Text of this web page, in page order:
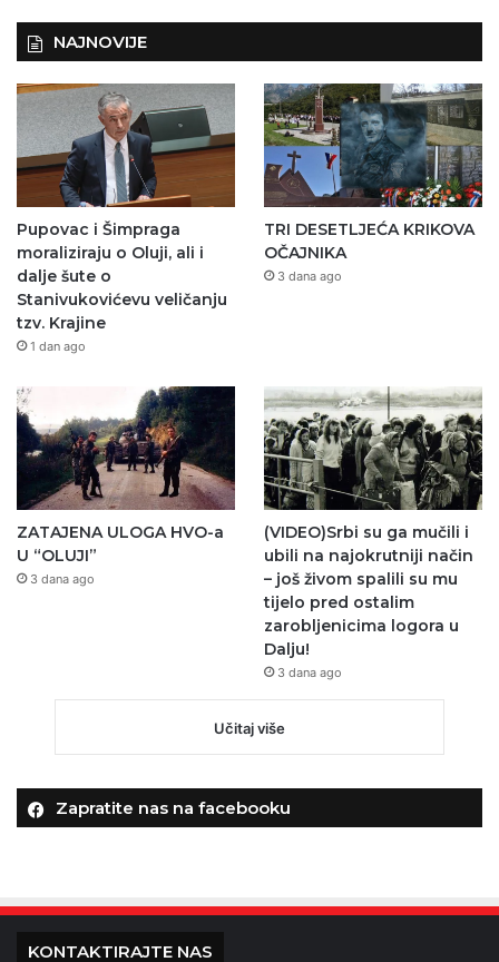
NAJNOVIJE
Pupovac i Šimpraga
moraliziraju o Oluji, ali i
dalje šute o
Stanivukovićevu veličanju
tzv. Krajine
1 dan ago
TRI DESETLJEĆA KRIKOVA
OČAJNIKA
3 dana ago
ZATAJENA ULOGA HVO-a
U “OLUJI”
3 dana ago
(VIDEO)Srbi su ga mučili i
ubili na najokrutniji način
– još živom spalili su mu
tijelo pred ostalim
zarobljenicima logora u
Dalju!
3 dana ago
Učitaj više
Zapratite nas na facebooku
KONTAKTIRAJTE NAS